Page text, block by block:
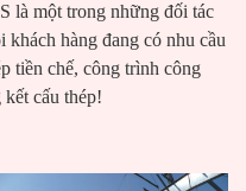
là một trong những đối tác
hàng đang có nhu cầu
tiền chế, công trình công
cấu thép!